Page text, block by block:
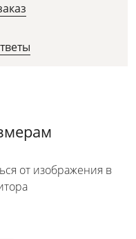
от изображения в